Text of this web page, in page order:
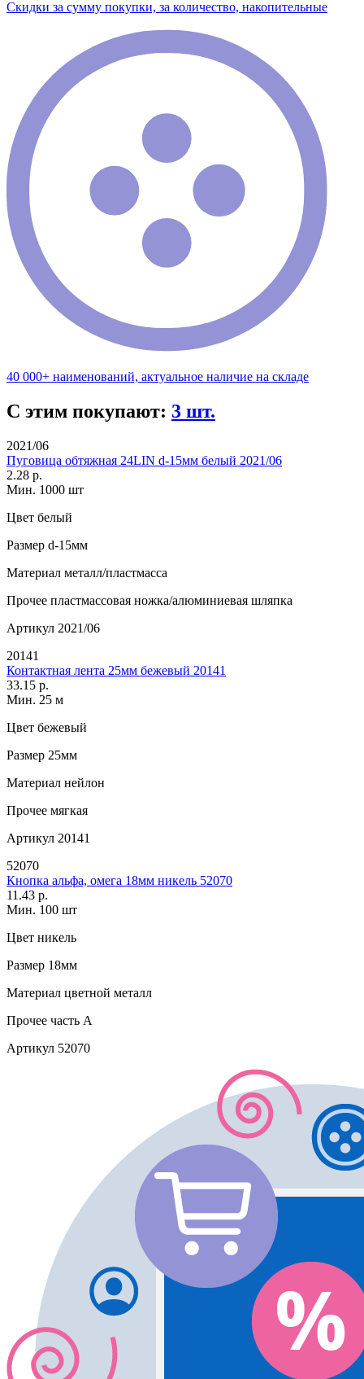
Скидки за сумму покупки, за количество, накопительные
40 000+ наименований, актуальное наличие на складе
С этим покупают: 3 шт.
2021/06
Пуговица обтяжная 24LIN d-15мм белый 2021/06
2.28 р.
Мин. 1000 шт
Цвет белый
Размер d-15мм
Материал металл/пластмасса
Прочее пластмассовая ножка/алюминиевая шляпка
Артикул 2021/06
20141
Контактная лента 25мм бежевый 20141
33.15 р.
Мин. 25 м
Цвет бежевый
Размер 25мм
Материал нейлон
Прочее мягкая
Артикул 20141
52070
Кнопка альфа, омега 18мм никель 52070
11.43 р.
Мин. 100 шт
Цвет никель
Размер 18мм
Материал цветной металл
Прочее часть A
Артикул 52070